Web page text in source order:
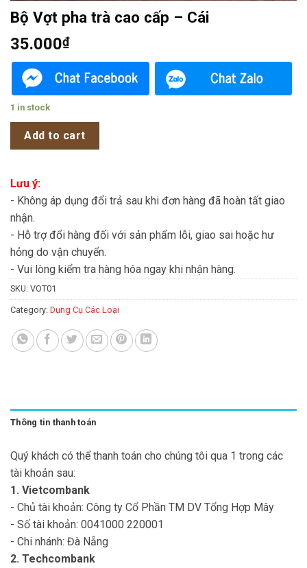
Bộ Vợt pha trà cao cấp – Cái
35.000₫
1 in stock
Add to cart
Lưu ý:
- Không áp dụng đổi trả sau khi đơn hàng đã hoàn tất giao
nhận.
- Hỗ trợ đổi hàng đối với sản phẩm lỗi, giao sai hoặc hư
hỏng do vận chuyển.
- Vui lòng kiểm tra hàng hóa ngay khi nhận hàng.
SKU: VOT01
Category: Dụng Cụ Các Loại
Thông tin thanh toán
Quý khách có thể thanh toán cho chúng tôi qua 1 trong các
tài khoản sau:
1. Vietcombank
- Chủ tài khoản: Công ty Cổ Phần TM DV Tổng Hợp Mây
- Số tài khoản: 0041000 220001
- Chi nhánh: Đà Nẵng
2. Techcombank